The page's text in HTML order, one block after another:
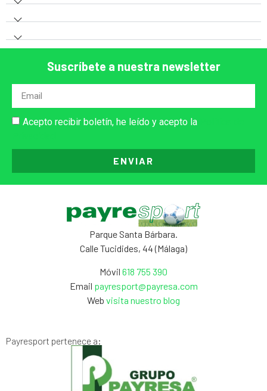
Suscríbete a nuestra newsletter
Acepto recibir boletín, he leído y acepto la
ENVIAR
Parque Santa Bárbara.
Calle Tucidides, 44 (Málaga)
Móvil 618 755 390
Email payresport@payresa.com
Web visita nuestro blog
Payresport pertenece a: